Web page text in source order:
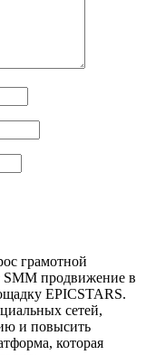
грамотной
SMM продвижение в
EPICSTARS.
сетей,
и повысить
которая